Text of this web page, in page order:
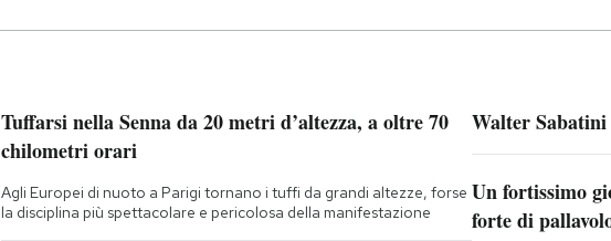
Tuffarsi nella Senna da 20 metri d’altezza, a oltre 70
chilometri orari
Agli Europei di nuoto a Parigi tornano i tuffi da grandi altezze, forse
la disciplina più spettacolare e pericolosa della manifestazione
Walter Sabatini
Un fortissimo
forte di